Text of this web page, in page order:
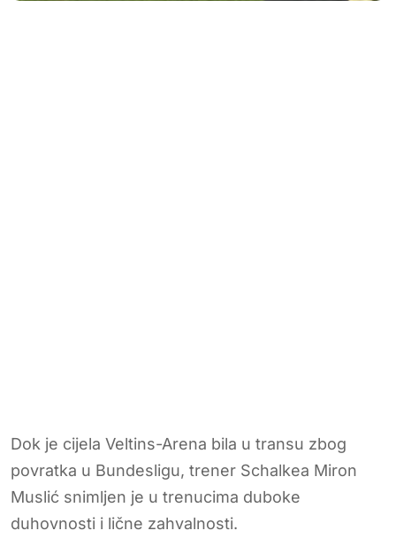
Dok je cijela Veltins-Arena bila u transu zbog
povratka u Bundesligu, trener Schalkea Miron
Muslić snimljen je u trenucima duboke
duhovnosti i lične zahvalnosti.